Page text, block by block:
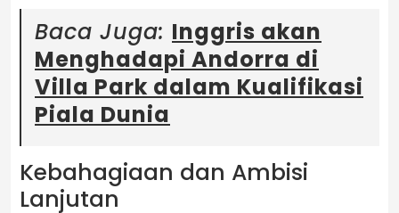
Baca Juga: Inggris akan
Menghadapi Andorra di
Villa Park dalam Kualifikasi
Piala Dunia
Kebahagiaan dan Ambisi
Lanjutan